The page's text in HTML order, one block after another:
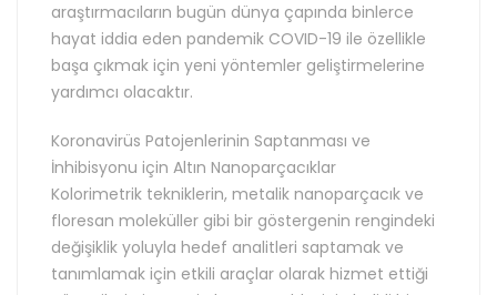
araştırmacıların bugün dünya çapında binlerce
hayat iddia eden pandemik COVID-19 ile özellikle
başa çıkmak için yeni yöntemler geliştirmelerine
yardımcı olacaktır.
Koronavirüs Patojenlerinin Saptanması ve
İnhibisyonu için Altın Nanoparçacıklar
Kolorimetrik tekniklerin, metalik nanoparçacık ve
floresan moleküller gibi bir göstergenin rengindeki
değişiklik yoluyla hedef analitleri saptamak ve
tanımlamak için etkili araçlar olarak hizmet ettiği